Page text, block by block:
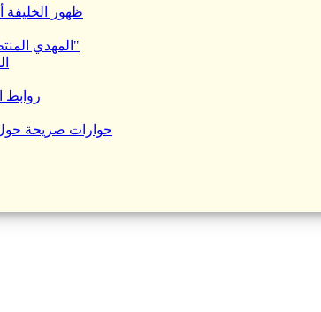
ظهور
المهدي المنتظر المزعوم: محمد عبده الحودلي "الملقب بـ : حسن التهامي"
روابط
حوارات صريحة حول